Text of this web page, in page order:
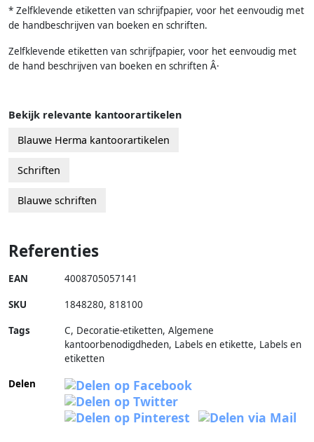
* Zelfklevende etiketten van schrijfpapier, voor het eenvoudig met
de handbeschrijven van boeken en schriften.
Zelfklevende etiketten van schrijfpapier, voor het eenvoudig met
de hand beschrijven van boeken en schriften Â·
Bekijk relevante kantoorartikelen
Blauwe Herma kantoorartikelen
Schriften
Blauwe schriften
Referenties
EAN 4008705057141
SKU 1848280, 818100
Tags
C, Decoratie-etiketten, Algemene
kantoorbenodigdheden, Labels en etikette, Labels en
etiketten
Delen